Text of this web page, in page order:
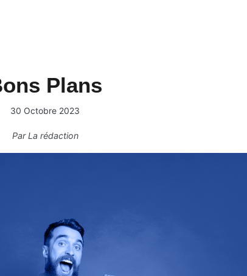
Plans
30 Octobre 2023
ParLa rédaction